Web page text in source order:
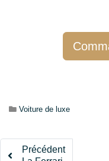
Catégorie :
Voiture de luxe
Précédent